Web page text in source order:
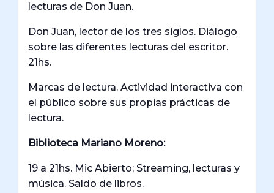
lecturas de Don Juan.
Don Juan, lector de los tres siglos. Diálogo
sobre las diferentes lecturas del escritor.
21hs.
Marcas de lectura. Actividad interactiva con
el público sobre sus propias prácticas de
lectura.
Biblioteca Mariano Moreno:
19 a 21hs. Mic Abierto; Streaming, lecturas y
música. Saldo de libros.